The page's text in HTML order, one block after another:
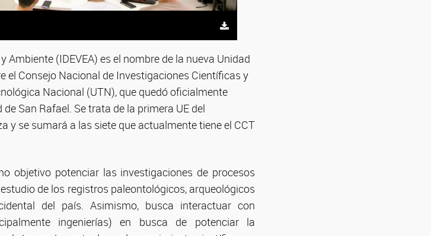
(IDEVEA) es el nombre de la nueva Unidad
el Consejo Nacional de Investigaciones Científicas y
Nacional (UTN), que quedó oficialmente
San Rafael. Se trata de la primera UE del
y se sumará a las siete que actualmente tiene el CCT
objetivo potenciar las investigaciones de procesos
de los registros paleontológicos, arqueológicos
del país. Asimismo, busca interactuar con
ingenierías) en busca de potenciar la